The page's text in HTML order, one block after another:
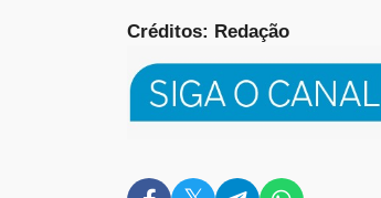
Créditos: Redação